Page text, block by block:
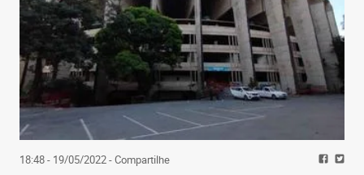
18:48 - 19/05/2022- Compartilhe